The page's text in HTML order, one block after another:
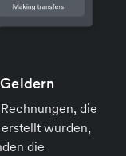
die
wurden,
die